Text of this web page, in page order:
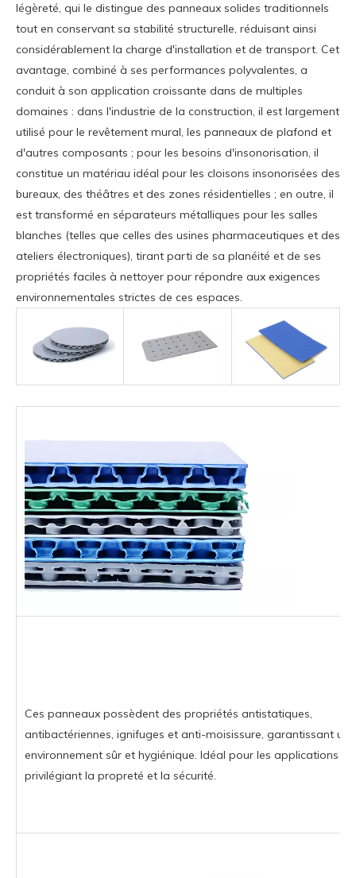
légèreté, qui le distingue des panneaux solides traditionnels
tout en conservant sa stabilité structurelle, réduisant ainsi
considérablement la charge d'installation et de transport. Cet
avantage, combiné à ses performances polyvalentes, a
conduit à son application croissante dans de multiples
domaines : dans l'industrie de la construction, il est largement
utilisé pour le revêtement mural, les panneaux de plafond et
d'autres composants ; pour les besoins d'insonorisation, il
constitue un matériau idéal pour les cloisons insonorisées des
bureaux, des théâtres et des zones résidentielles ; en outre, il
est transformé en séparateurs métalliques pour les salles
blanches (telles que celles des usines pharmaceutiques et des
ateliers électroniques), tirant parti de sa planéité et de ses
propriétés faciles à nettoyer pour répondre aux exigences
environnementales strictes de ces espaces.
Ces panneaux possèdent des propriétés antistatiques,
antibactériennes, ignifuges et anti-moisissure, garantissant un
environnement sûr et hygiénique. Idéal pour les applications
privilégiant la propreté et la sécurité.